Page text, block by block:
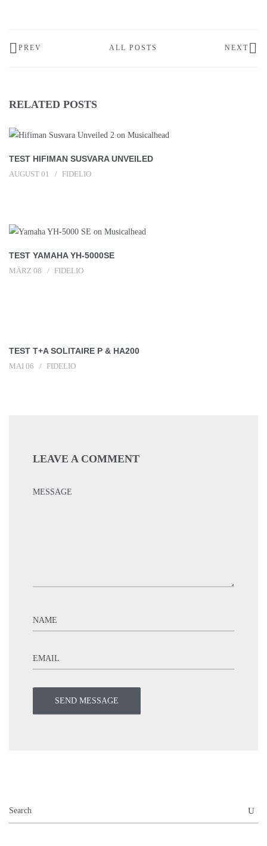
PREV ALL POSTS NEXT
RELATED POSTS
TEST HIFIMAN SUSVARA UNVEILED
AUGUST 01 FIDELIO
TEST YAMAHA YH-5000SE
MÄRZ 08 FIDELIO
TEST T+A SOLITAIRE P & HA200
MAI 06 FIDELIO
LEAVE A COMMENT